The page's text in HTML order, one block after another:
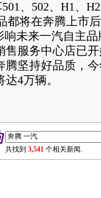
、502、H1、
都将在奔腾上市
响未来一汽自主
售服务中心店已
腾坚持好品质，
4万辆。
共找到 3,541 个相关新闻.